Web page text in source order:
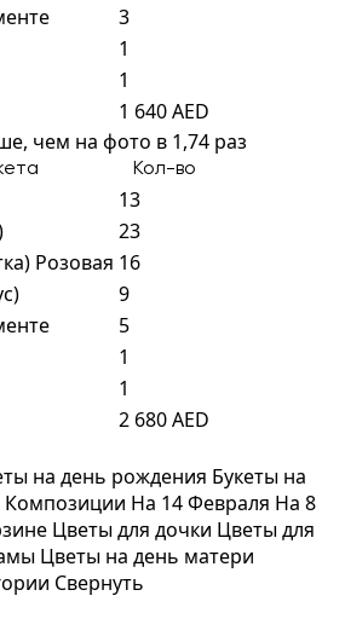
3
1
1
1 640 AED
чем на фото в 1,74 раз
Кол-во
13
23
Розовая 16
9
5
1
1
2 680 AED
на день рождения Букеты на
Композиции На 14 Февраля На 8
Цветы для дочки Цветы для
Цветы на день матери
Свернуть